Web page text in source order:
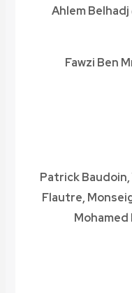
Ahlem Belhadj
Fawzi Ben
Patrick Baudoin,
Flautre,